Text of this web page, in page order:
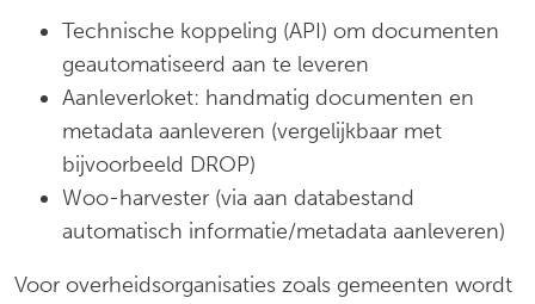
Technische koppeling (API) om documenten
geautomatiseerd aan te leveren
Aanleverloket: handmatig documenten en
metadata aanleveren (vergelijkbaar met
bijvoorbeeld DROP)
Woo-harvester (via aan databestand
automatisch informatie/metadata aanleveren)
Voor overheidsorganisaties zoals gemeenten wordt